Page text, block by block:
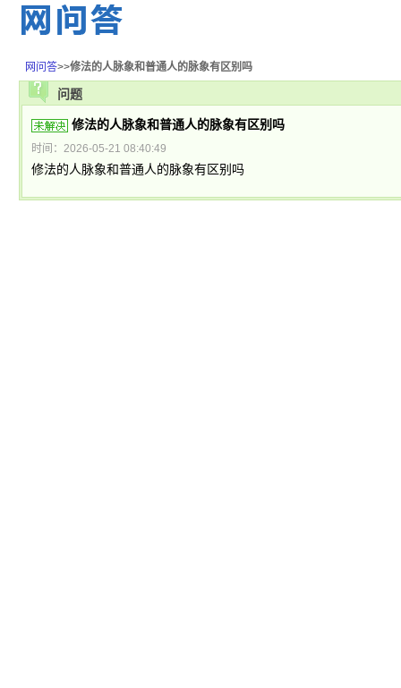
网问答>>修法的人脉象和普通人的脉象有区别吗
问题
修法的人脉象和普通人的脉象有区别吗
时间：2026-05-21 08:40:49
修法的人脉象和普通人的脉象有区别吗